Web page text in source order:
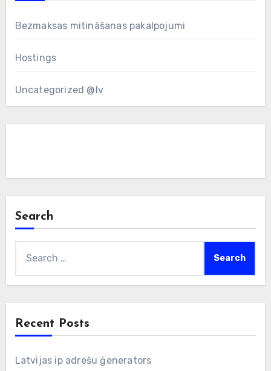
Bezmaksas mitināšanas pakalpojumi
Hostings
Uncategorized @lv
Search
Recent Posts
Latvijas ip adrešu ģenerators